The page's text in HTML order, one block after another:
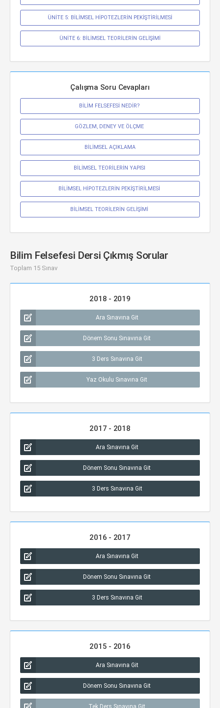
ÜNİTE 5: BİLİMSEL HİPOTEZLERİN PEKİŞTİRİLMESİ
ÜNİTE 6: BİLİMSEL TEORİLERİN GELİŞİMİ
Çalışma Soru Cevapları
BİLİM FELSEFESİ NEDİR?
GÖZLEM, DENEY VE ÖLÇME
BİLİMSEL AÇIKLAMA
BİLİMSEL TEORİLERİN YAPISI
BİLİMSEL HİPOTEZLERİN PEKİŞTİRİLMESİ
BİLİMSEL TEORİLERİN GELİŞİMİ
Bilim Felsefesi Dersi Çıkmış Sorular
Toplam 15 Sınav
2018 - 2019
Ara Sınavına Git
Dönem Sonu Sınavına Git
3 Ders Sınavına Git
Yaz Okulu Sınavına Git
2017 - 2018
Ara Sınavına Git
Dönem Sonu Sınavına Git
3 Ders Sınavına Git
2016 - 2017
Ara Sınavına Git
Dönem Sonu Sınavına Git
3 Ders Sınavına Git
2015 - 2016
Ara Sınavına Git
Dönem Sonu Sınavına Git
Tek Ders Sınavına Git